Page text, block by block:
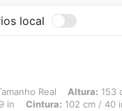
local
Real, Altura: 153 cm /
Real Altura: 153
in Cintura: 102 cm / 40